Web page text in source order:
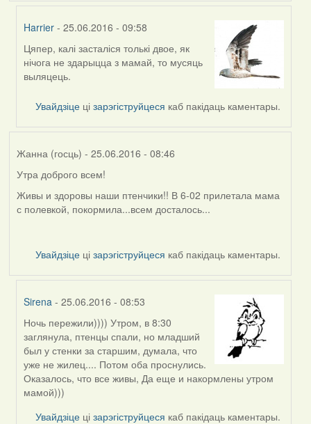
Harrier - 25.06.2016 - 09:58
In
reply
to
Жанна
(госць)
Цяпер, калі засталіся толькі двое, як
нічога не здарыцца з мамай, то мусяць
выляцець.
Увайдзіце цізарэгіструйцеся каб пакідаць каментары.
Жанна (госць) - 25.06.2016 - 08:46
Утра доброго всем!
Живы и здоровы наши птенчики!! В 6-02 прилетала мама
с полевкой, покормила...всем досталось...
Увайдзіце цізарэгіструйцеся каб пакідаць каментары.
Sirena - 25.06.2016 - 08:53
In
reply
to
by
Жанна
(госць)
Ночь пережили)))) Утром, в 8:30
заглянула, птенцы спали, но младший
был у стенки за старшим, думала, что
уже не жилец.... Потом оба проснулись.
Оказалось, что все живы, Да еще и накормлены утром
мамой)))
Увайдзіце цізарэгіструйцеся каб пакідаць каментары.